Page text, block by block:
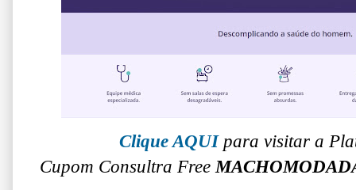
Clique AQUI para visitar a
Cupom Consultra Free